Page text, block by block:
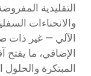
التقليدية
والانحناءات
الآلي — غير ذات
الإضافي، ما يفتح
المبتكرة والحلول